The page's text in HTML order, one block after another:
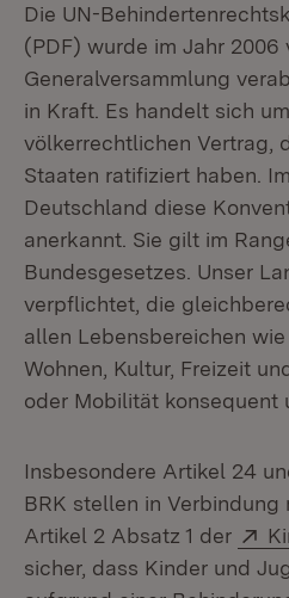
Die UN-
(PDF) wurde im Jahr 2006
Generalversammlung
in Kraft. Es handelt sich
völkerrechtlichen Vertrag,
Staaten ratifiziert haben.
Deutschland diese
anerkannt. Sie gilt im
Bundesgesetzes. Unser
verpflichtet, die
allen Lebensbereichen
Wohnen, Kultur, Freizeit
oder Mobilität konsequent
Insbesondere Artikel 24
BRK stellen in Verbindung
Artikel 2 Absatz 1 der
sicher, dass Kinder und